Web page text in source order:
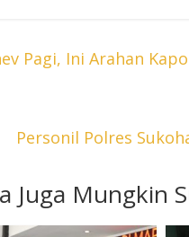
Pagi, Ini Arahan
Personil Polres
Juga Mungkin